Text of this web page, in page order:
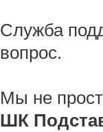
Служба
вопрос.
Мы не
ШК